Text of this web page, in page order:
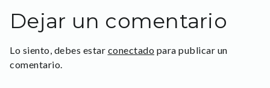
Dejar un comentario
Lo siento, debes estar conectado para publicar un
comentario.